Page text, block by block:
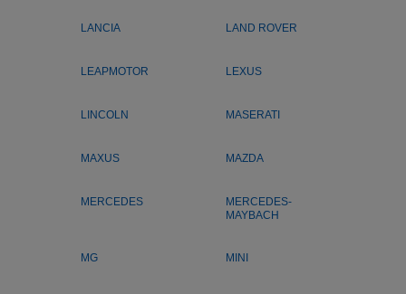
LANCIA LAND ROVER
LEAPMOTOR LEXUS
LINCOLN MASERATI
MAXUS MAZDA
MERCEDES
MERCEDES-
MAYBACH
MG MINI